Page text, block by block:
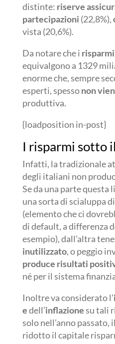
distinte: riserve
partecipazioni (22,8%),
vista (20,6%).
Da notare che i
equivalgono a 1329
enorme che, sempre
esperti, spessonon
produttiva.
{loadposition in-post}
I risparmi sotto
Infatti, la tradizionale
degli italiani non
Se da una parte
una sorta di scialuppa
(elemento che ci
di default, a differenza
esempio), dall’altra
inutilizzato, o peggio
produce risultati
né per il sistema
Inoltre va considerato l’i
edell’inflazionesu tali
solo nell’anno passato,
ridotto il capitale